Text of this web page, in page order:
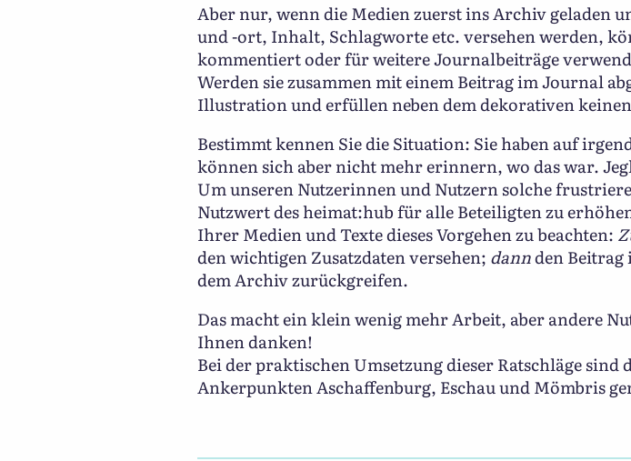
Aber nur, wenn die Medien zuerst ins Archiv geladen
und -ort, Inhalt, Schlagworte etc. versehen werden,
kommentiert oder für weitere Journalbeiträge
Werden sie zusammen mit einem Beitrag im Journal
Illustration und erfüllen neben dem dekorativen
Bestimmt kennen Sie die Situation: Sie haben auf
können sich aber nicht mehr erinnern, wo das war.
Um unseren Nutzerinnen und Nutzern solche
Nutzwert des heimat:hub für alle Beteiligten zu
Ihrer Medien und Texte dieses Vorgehen zu beachten:
den wichtigen Zusatzdaten versehen; dannden Beitrag
dem Archiv zurückgreifen.
Das macht ein klein wenig mehr Arbeit, aber andere
Ihnen danken!
Bei der praktischen Umsetzung dieser Ratschläge
Ankerpunkten Aschaffenburg, Eschau und Mömbris